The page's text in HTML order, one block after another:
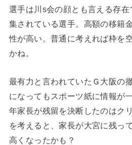
選手は川s会の顔とも言える存
集されている選手。高額の移籍
性が高い。普通に考えれば枠を
かね。
最有力と言われていたＧ大阪の
になってもスポーツ紙に情報が
年家長が残留を決断したのはク
を考えると、家長が大宮に残っ
高くなったかも？